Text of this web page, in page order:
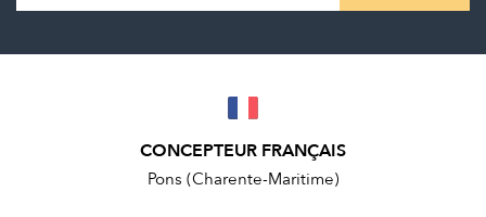
CONCEPTEUR FRANÇAIS
Pons (Charente-Maritime)